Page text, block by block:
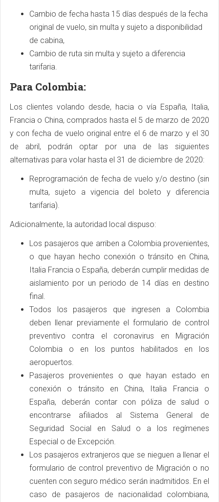
Cambio de fecha hasta 15 días después de la fecha
original de vuelo, sin multa y sujeto a disponibilidad
de cabina,
Cambio de ruta sin multa y sujeto a diferencia
tarifaria.
Para Colombia:
Los clientes volando desde, hacia o vía España, Italia,
Francia o China, comprados hasta el 5 de marzo de 2020
y con fecha de vuelo original entre el 6 de marzo y el 30
de abril, podrán optar por una de las siguientes
alternativas para volar hasta el 31 de diciembre de 2020:
Reprogramación de fecha de vuelo y/o destino (sin
multa, sujeto a vigencia del boleto y diferencia
tarifaria).
Adicionalmente, la autoridad local dispuso:
Los pasajeros que arriben a Colombia provenientes,
o que hayan hecho conexión o tránsito en China,
Italia Francia o España, deberán cumplir medidas de
aislamiento por un periodo de 14 días en destino
final.
Todos los pasajeros que ingresen a Colombia
deben llenar previamente el formulario de control
preventivo contra el coronavirus en Migración
Colombia o en los puntos habilitados en los
aeropuertos.
Pasajeros provenientes o que hayan estado en
conexión o tránsito en China, Italia Francia o
España, deberán contar con póliza de salud o
encontrarse afiliados al Sistema General de
Seguridad Social en Salud o a los regímenes
Especial o de Excepción.
Los pasajeros extranjeros que se nieguen a llenar el
formulario de control preventivo de Migración o no
cuenten con seguro médico serán inadmitidos. En el
caso de pasajeros de nacionalidad colombiana,